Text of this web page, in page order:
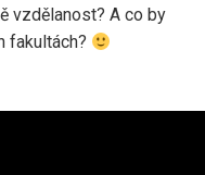
vzdělanost? A co by
fakultách?